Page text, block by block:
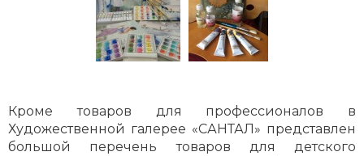
Кроме товаров для профессионалов в
Художественной галерее «САНТАЛ» представлен
большой перечень товаров для детского